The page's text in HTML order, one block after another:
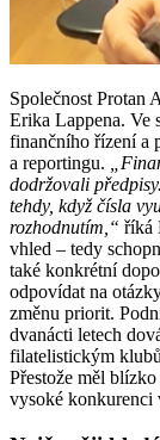
Společnost Protan
Erika Lappena. Ve
finančního řízení a
a reportingu.
dodržovali
tehdy, když čísla
rozhodnutím,“ říká
vhled – tedy
také konkrétní
odpovídat na
změnu priorit.
dvanácti letech
filatelistickým
Přestože měl
vysoké konkurenci